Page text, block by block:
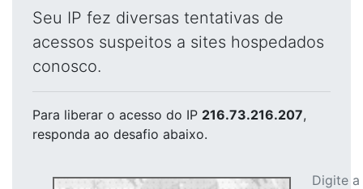
Seu IP fez diversas tentativas de
acessos suspeitos a sites hospedados
conosco.
Para liberar o acesso do IP 216.73.216.207,
responda ao desafio abaixo.
Digite